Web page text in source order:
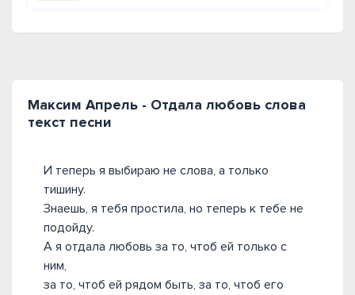
Максим Апрель - Отдала любовь слова
текст песни
И теперь я выбираю не слова, а только
тишину.
Знаешь, я тебя простила, но теперь к тебе не
подойду.
А я отдала любовь за то, чтоб ей только с
ним,
за то, чтоб ей рядом быть, за то, чтоб его